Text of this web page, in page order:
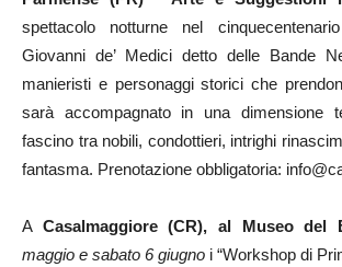
spettacolo notturne nel
Giovanni de’ Medici detto delle Bande
manieristi e personaggi storici che
sarà accompagnato in una dimensione
fascino tra nobili, condottieri, intrighi
fantasma. Prenotazione obbligatoria:
A Casalmaggiore (CR), al Museo del
maggio e sabato 6 giugno i “Workshop di